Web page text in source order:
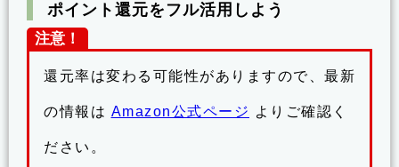
ポイント還元をフル活用しよう
注意！
還元率は変わる可能性がありますので、最新
の情報は Amazon公式ページ よりご確認く
ださい。